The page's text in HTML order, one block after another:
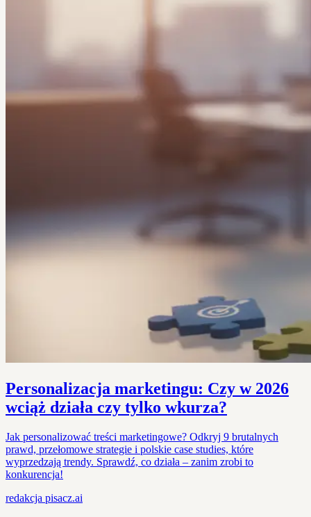
Personalizacja marketingu: Czy w 2026
wciąż działa czy tylko wkurza?
Jak personalizować treści marketingowe? Odkryj 9 brutalnych
prawd, przełomowe strategie i polskie case studies, które
wyprzedzają trendy. Sprawdź, co działa – zanim zrobi to
konkurencja!
redakcja pisacz.ai